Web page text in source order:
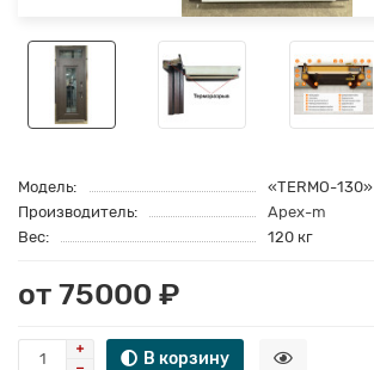
Модель:
«TERMO-130»
Производитель:
Apex-m
Вес:
120 кг
от 75000 ₽
В корзину